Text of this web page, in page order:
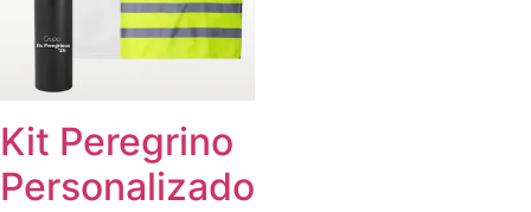
Kit Peregrino
Personalizado